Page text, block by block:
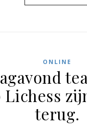
ONLINE
Lichess
terug.